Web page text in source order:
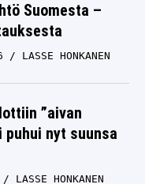
Suomesta –
LASSE HONKANEN
”aivan
nyt suunsa
LASSE HONKANEN